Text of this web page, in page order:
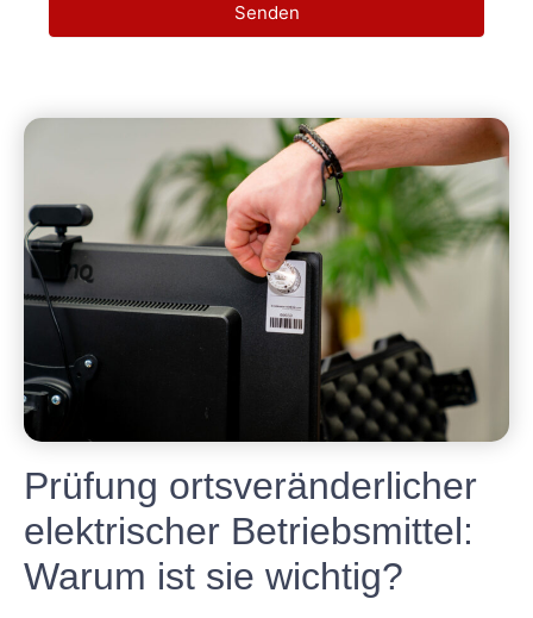
Senden
Prüfung ortsveränderlicher
elektrischer Betriebsmittel:
Warum ist sie wichtig?